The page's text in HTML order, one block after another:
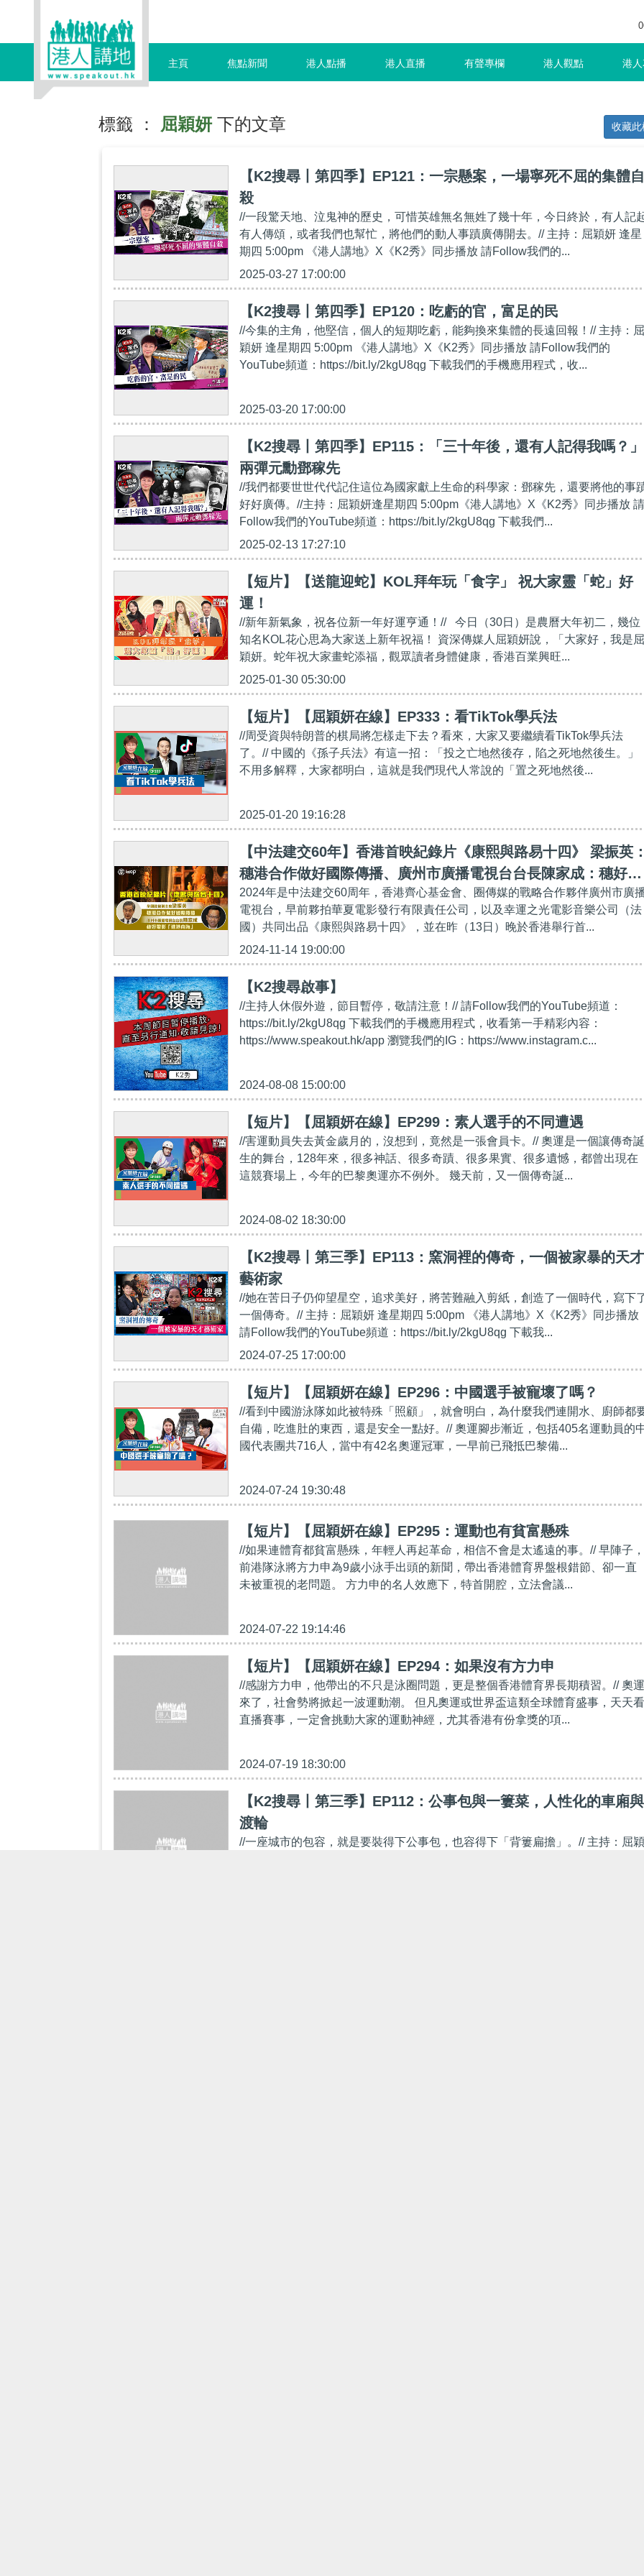
主頁 焦點新聞 港人點播 港人直播 有聲專欄 港人觀點 港
標籤 ： 屈穎妍下的文章 收藏此
【K2搜尋丨第四季】EP121：一宗懸案，一場寧死不屈的集體自
殺
//一段驚天地、泣鬼神的歷史，可惜英雄無名無姓了幾十年，今日終於，有人記
有人傳頌，或者我們也幫忙，將他們的動人事蹟廣傳開去。// 主持：屈穎妍 逢星
期四 5:00pm 《港人講地》X《K2秀》同步播放 請Follow我們的...
2025-03-27 17:00:00
【K2搜尋丨第四季】EP120：吃虧的官，富足的民
//今集的主角，他堅信，個人的短期吃虧，能夠換來集體的長遠回報！// 主持：屈
穎妍 逢星期四 5:00pm 《港人講地》X《K2秀》同步播放 請Follow我們的
YouTube頻道：https://bit.ly/2kgU8qg 下載我們的手機應用程式，收...
2025-03-20 17:00:00
【K2搜尋丨第四季】EP115：「三十年後，還有人記得我嗎？」
兩彈元勳鄧稼先
//我們都要世世代代記住這位為國家獻上生命的科學家：鄧稼先，還要將他的事
好好廣傳。//主持：屈穎妍逢星期四 5:00pm《港人講地》X《K2秀》同步播放 請
Follow我們的YouTube頻道：https://bit.ly/2kgU8qg 下載我們...
2025-02-13 17:27:10
【短片】【送龍迎蛇】KOL拜年玩「食字」 祝大家靈「蛇」好
運！
//新年新氣象，祝各位新一年好運亨通！// 今日（30日）是農曆大年初二，幾位
知名KOL花心思為大家送上新年祝福！ 資深傳媒人屈穎妍說，「大家好，我是屈
穎妍。蛇年祝大家畫蛇添福，觀眾讀者身體健康，香港百業興旺...
2025-01-30 05:30:00
【短片】【屈穎妍在線】EP333：看TikTok學兵法
//周受資與特朗普的棋局將怎樣走下去？看來，大家又要繼續看TikTok學兵法
了。// 中國的《孫子兵法》有這一招：「投之亡地然後存，陷之死地然後生。」
不用多解釋，大家都明白，這就是我們現代人常說的「置之死地然後...
2025-01-20 19:16:28
【中法建交60年】香港首映紀錄片《康熙與路易十四》 梁振英
穗港合作做好國際傳播、廣州市廣播電視台台長陳家成：穗好電
影「進港向海」
2024年是中法建交60周年，香港齊心基金會、圈傳媒的戰略合作夥伴廣州市廣
電視台，早前夥拍華夏電影發行有限責任公司，以及幸運之光電影音樂公司（法
國）共同出品《康熙與路易十四》，並在昨（13日）晚於香港舉行首...
2024-11-14 19:00:00
【K2搜尋啟事】
//主持人休假外遊，節目暫停，敬請注意！// 請Follow我們的YouTube頻道：
https://bit.ly/2kgU8qg 下載我們的手機應用程式，收看第一手精彩內容：
https://www.speakout.hk/app 瀏覽我們的IG：https://www.instagram.c...
2024-08-08 15:00:00
【短片】【屈穎妍在線】EP299：素人選手的不同遭遇
//害運動員失去黃金歲月的，沒想到，竟然是一張會員卡。// 奧運是一個讓傳奇誕
生的舞台，128年來，很多神話、很多奇蹟、很多果實、很多遺憾，都曾出現在
這競賽場上，今年的巴黎奧運亦不例外。 幾天前，又一個傳奇誕...
2024-08-02 18:30:00
【K2搜尋丨第三季】EP113：窯洞裡的傳奇，一個被家暴的天才
藝術家
//她在苦日子仍仰望星空，追求美好，將苦難融入剪紙，創造了一個時代，寫下
一個傳奇。// 主持：屈穎妍 逢星期四 5:00pm 《港人講地》X《K2秀》同步播放
請Follow我們的YouTube頻道：https://bit.ly/2kgU8qg 下載我...
2024-07-25 17:00:00
【短片】【屈穎妍在線】EP296：中國選手被寵壞了嗎？
//看到中國游泳隊如此被特殊「照顧」，就會明白，為什麼我們連開水、廚師都
自備，吃進肚的東西，還是安全一點好。// 奧運腳步漸近，包括405名運動員的
國代表團共716人，當中有42名奧運冠軍，一早前已飛抵巴黎備...
2024-07-24 19:30:48
【短片】【屈穎妍在線】EP295：運動也有貧富懸殊
//如果連體育都貧富懸殊，年輕人再起革命，相信不會是太遙遠的事。// 早陣子，
前港隊泳將方力申為9歲小泳手出頭的新聞，帶出香港體育界盤根錯節、卻一直
未被重視的老問題。 方力申的名人效應下，特首開腔，立法會議...
2024-07-22 19:14:46
【短片】【屈穎妍在線】EP294：如果沒有方力申
//感謝方力申，他帶出的不只是泳圈問題，更是整個香港體育界長期積習。// 奧運
來了，社會勢將掀起一波運動潮。 但凡奧運或世界盃這類全球體育盛事，天天看
直播賽事，一定會挑動大家的運動神經，尤其香港有份拿獎的項...
2024-07-19 18:30:00
【K2搜尋丨第三季】EP112：公事包與一簍菜，人性化的車廂與
渡輪
//一座城市的包容，就是要裝得下公事包，也容得下「背簍扁擔」。// 主持：屈穎